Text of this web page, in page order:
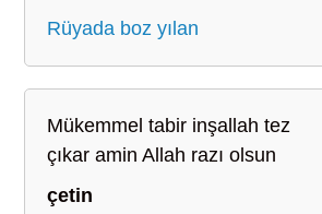
Rüyada boz yılan
Mükemmel tabir inşallah tez
çıkar amin Allah razı olsun
çetin